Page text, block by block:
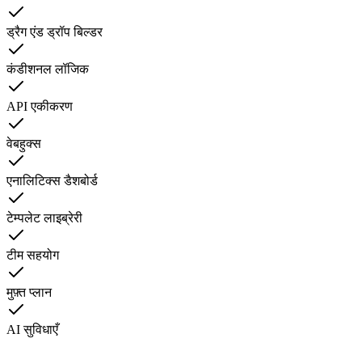
ड्रैग एंड ड्रॉप बिल्डर
कंडीशनल लॉजिक
API एकीकरण
वेबहुक्स
एनालिटिक्स डैशबोर्ड
टेम्पलेट लाइब्रेरी
टीम सहयोग
मुफ़्त प्लान
AI सुविधाएँ